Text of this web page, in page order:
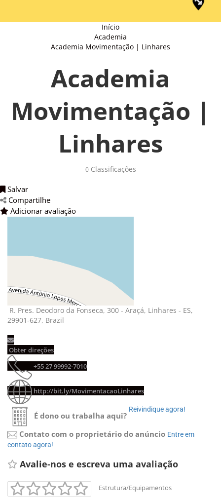
Início
Academia
Academia Movimentação | Linhares
Academia
Movimentação |
Linhares
0Classificações
Salvar
Compartilhe
Adicionar avaliação
R. Pres. Deodoro da Fonseca, 300 - Araçá, Linhares - ES,
29901-627, Brazil
Obter direções
+55 27 99992-7010
http://bit.ly/MovimentacaoLinhares
É dono ou trabalha aqui?
Reivindique agora!
Contato com o proprietário do anúncio Entre em
contato agora!
Avalie-nos e escreva uma avaliação
Estrutura/Equipamentos